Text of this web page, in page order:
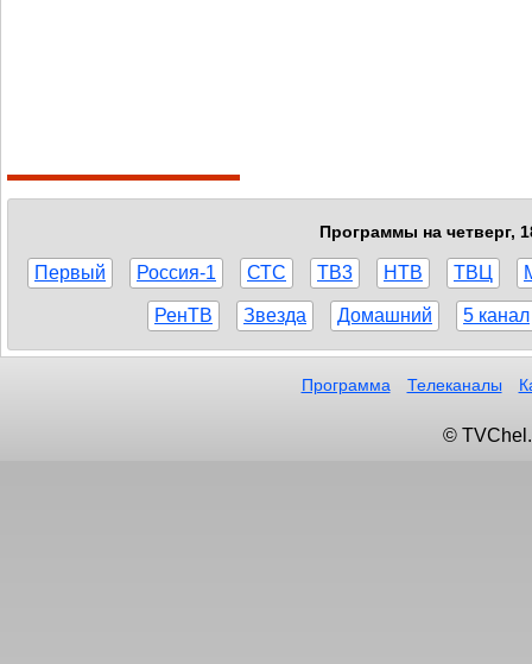
Программы на четверг,
Первый Россия-1 СТС ТВ3 НТВ ТВЦ
РенТВ Звезда Домашний 5 канал
Программа Телеканалы
©